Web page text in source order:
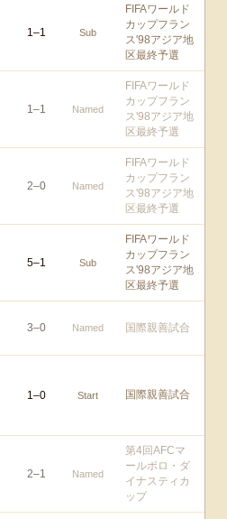
1–1 Sub
FIFAワールド
カップフラン
ス'98アジア地
区最終予選
1–1 Named
FIFAワールド
カップフラン
ス'98アジア地
区最終予選
2–0 Named
FIFAワールド
カップフラン
ス'98アジア地
区最終予選
5–1 Sub
FIFAワールド
カップフラン
ス'98アジア地
区最終予選
3–0 Named 国際親善試合
1–0 Start 国際親善試合
2–1 Named
第4回AFCマ
ールボロ・ダ
イナスティカ
ップ